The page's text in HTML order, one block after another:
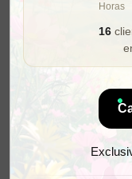
Horas
16